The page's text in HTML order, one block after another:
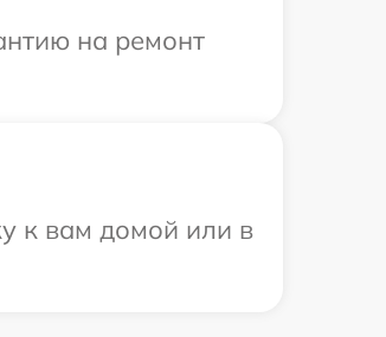
на ремонт
к вам домой или в